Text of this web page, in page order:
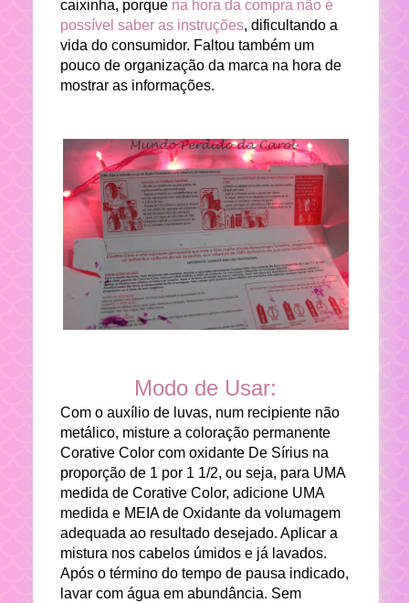
caixinha, porque na hora da compra não é
possível saber as instruções, dificultando a
vida do consumidor. Faltou também um
pouco de organização da marca na hora de
mostrar as informações.
Modo de Usar:
Com o auxílio de luvas, num recipiente não
metálico, misture a coloração permanente
Corative Color com oxidante De Sírius na
proporção de 1 por 1 1/2, ou seja, para UMA
medida de Corative Color, adicione UMA
medida e MEIA de Oxidante da volumagem
adequada ao resultado desejado. Aplicar a
mistura nos cabelos úmidos e já lavados.
Após o término do tempo de pausa indicado,
lavar com água em abundância. Sem